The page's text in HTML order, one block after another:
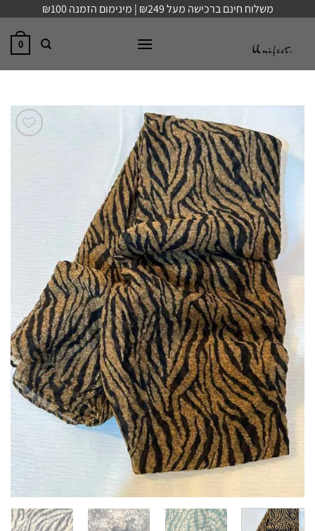
content
משלוח חינם ברכישה מעל ₪249 | מינימום הזמנה ₪100
0